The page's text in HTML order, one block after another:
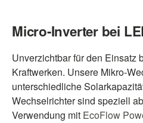
Micro-Inverter bei
Unverzichtbar für den Einsatz
Kraftwerken. Unsere Mikro-
unterschiedliche
Wechselrichter sind speziell
Verwendung mit EcoFlow